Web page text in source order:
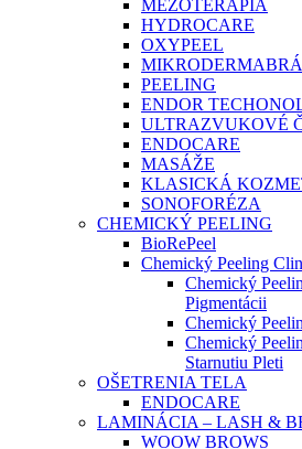
MEZOTERAPIA
HYDROCARE
OXYPEEL
PEELING
ENDOR
ULTRAZVUKOVÉ
ENDOCARE
MASÁŽE
KLASICKÁ
SONOFORÉZA
CHEMICKÝ PEELING
BioRePeel
Chemický Peeling
Chemický
Pigmentácii
Chemický
Chemický
Starnutiu Pleti
OŠETRENIA TELA
ENDOCARE
LAMINÁCIA – LASH &
WOOW BROWS